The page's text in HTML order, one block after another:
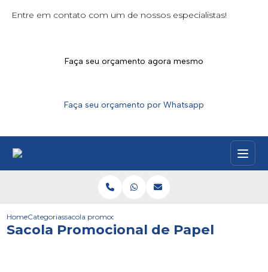
Entre em contato com um de nossos especialistas!
Faça seu orçamento agora mesmo
Faça seu orçamento por Whatsapp
HomeCategoriassacola promocional de papel
Sacola Promocional de Papel